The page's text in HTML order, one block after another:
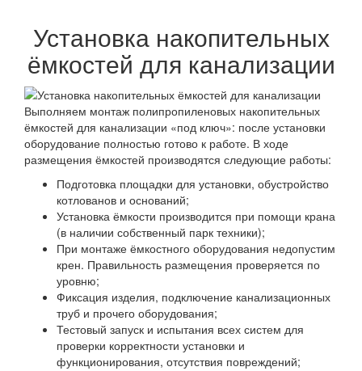
Установка накопительных
ёмкостей для канализации
Выполняем монтаж полипропиленовых накопительных
ёмкостей для канализации «под ключ»: после установки
оборудование полностью готово к работе. В ходе
размещения ёмкостей производятся следующие работы:
Подготовка площадки для установки, обустройство
котлованов и оснований;
Установка ёмкости производится при помощи крана
(в наличии собственный парк техники);
При монтаже ёмкостного оборудования недопустим
крен. Правильность размещения проверяется по
уровню;
Фиксация изделия, подключение канализационных
труб и прочего оборудования;
Тестовый запуск и испытания всех систем для
проверки корректности установки и
функционирования, отсутствия повреждений;